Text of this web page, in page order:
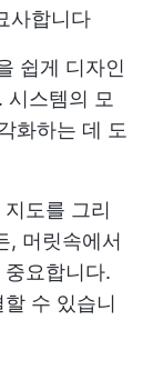
사합니다
쉽게 디자인
. 시스템의 모
화하는 데 도
도를 그리
, 머릿속에서
요합니다.
수 있습니